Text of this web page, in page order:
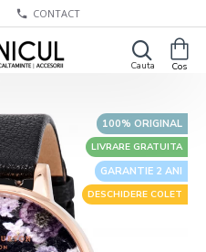
CONTACT
GARANTIE 2 ANI
100% ORIGINAL
LIVRARE GRATUITA
DESCHIDERE COLET